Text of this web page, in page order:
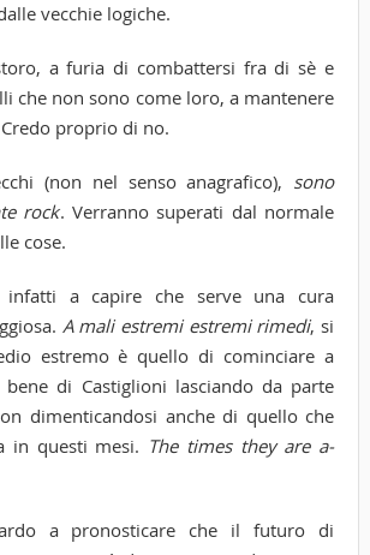
vecchie logiche.
a furia di combattersi fra di sè e
che non sono come loro, a mantenere
proprio di no.
(non nel senso anagrafico), sono
rock. Verranno superati dal normale
cose.
infatti a capire che serve una cura
A mali estremi estremi rimedi, si
estremo è quello di cominciare a
di Castiglioni lasciando da parte
dimenticandosi anche di quello che
in questi mesi. The times they are a-
a pronosticare che il futuro di